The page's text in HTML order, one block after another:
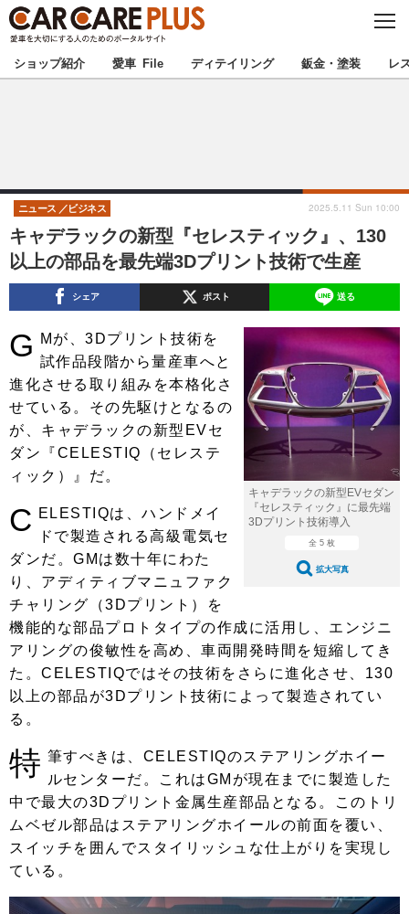
C
S
E
★カーケアプラス認定★ 厳選プロショップを地域から探す
甲信越 北陸
東海 関西
中国 四国
九州
注目の記事
ショップレポート 愛車 File
自動車豆知識 ストップ！不具合修理＆粗悪修理
ディテイリング
ディテイリング 洗車
コーティング
フィルム・ラッピング
鈑金・塗装
防錆
ストップ 不具合修理＆粗悪修理
カーメーカー「旧車」関連プロジェ
クト
コラム
ショップ紹介
ショップレポート プロショップ検索
レストア
カーメーカー「旧車」関連プロジ
ェクト
インタビュー
イベント
イベント告知 イベントレポート
ショップ紹介 愛車 File ディテイリング 鈑金・塗装 レ
キャデラックの新型『セレスティック』、130
以上の部品を最先端3Dプリント技術で生産
ニュース ビジネス 2025.5.11 Sun 10:00
シェア ポスト 送る
キャデラックの新型EVセダン
『セレスティック』に最先端
3Dプリント技術導入
全 5 枚
拡大写真
G
Mが、3Dプリント技術を
試作品段階から量産車へと
進化させる取り組みを本格化さ
せている。その先駆けとなるの
が、キャデラックの新型EVセ
ダン『CELESTIQ（セレステ
ィック）』だ。
C ELESTIQは、ハンドメイ
ドで製造される高級電気セ
ダンだ。GMは数十年にわた
り、アディティブマニュファク
チャリング（3Dプリント）を
機能的な部品プロトタイプの作成に活用し、エンジニ
アリングの俊敏性を高め、車両開発時間を短縮してき
た。CELESTIQではその技術をさらに進化させ、130
以上の部品が3Dプリント技術によって製造されてい
る。
特 筆すべきは、CELESTIQのステアリングホイー
ルセンターだ。これはGMが現在までに製造した
中で最大の3Dプリント金属生産部品となる。このトリ
ムベゼル部品はステアリングホイールの前面を覆い、
スイッチを囲んでスタイリッシュな仕上がりを実現し
ている。